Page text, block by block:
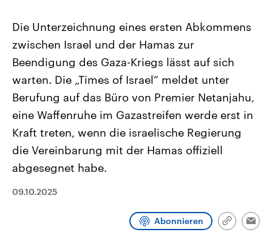
Landtagswahl Sachsen-Anhalt
2026
Alle Informationen
Sachsen-Anhalt wählt am 6.
September 2026 einen neuen
Landtag. Seit 2021 wird das
Bundesland von einer Koalition aus
Umfragen, Prognosen,
Wahlprogramme, aktuelle Berichte
und Hintergründe zu den Parteien
und Kandidaten der anstehenden
Wahl.
USA
Aktuelle Beiträge,
Hintergründe
Wirtschaftlich und
gehören die Vereinigten
den mächtigsten Ländern
mit großem Einfluss auf
Sendungen Programm Podcasts
Die Unterzeichnung eines ersten Abkommens
zwischen Israel und der Hamas zur
Beendigung des Gaza-Kriegs lässt auf sich
warten. Die „Times of Israel“ meldet unter
Berufung auf das Büro von Premier Netanjahu,
eine Waffenruhe im Gazastreifen werde erst in
Kraft treten, wenn die israelische Regierung
die Vereinbarung mit der Hamas offiziell
abgesegnet habe.
09.10.2025
Abonnieren
Link